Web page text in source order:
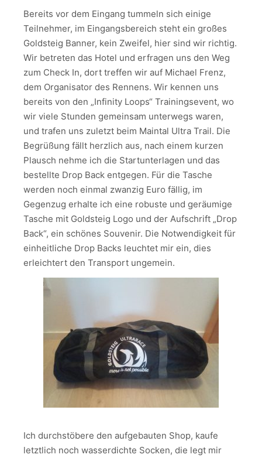
Bereits vor dem Eingang tummeln sich einige
Teilnehmer, im Eingangsbereich steht ein großes
Goldsteig Banner, kein Zweifel, hier sind wir richtig.
Wir betreten das Hotel und erfragen uns den Weg
zum Check In, dort treffen wir auf Michael Frenz,
dem Organisator des Rennens. Wir kennen uns
bereits von den „Infinity Loops“ Trainingsevent, wo
wir viele Stunden gemeinsam unterwegs waren,
und trafen uns zuletzt beim Maintal Ultra Trail. Die
Begrüßung fällt herzlich aus, nach einem kurzen
Plausch nehme ich die Startunterlagen und das
bestellte Drop Back entgegen. Für die Tasche
werden noch einmal zwanzig Euro fällig, im
Gegenzug erhalte ich eine robuste und geräumige
Tasche mit Goldsteig Logo und der Aufschrift „Drop
Back“, ein schönes Souvenir. Die Notwendigkeit für
einheitliche Drop Backs leuchtet mir ein, dies
erleichtert den Transport ungemein.
Ich durchstöbere den aufgebauten Shop, kaufe
letztlich noch wasserdichte Socken, die legt mir